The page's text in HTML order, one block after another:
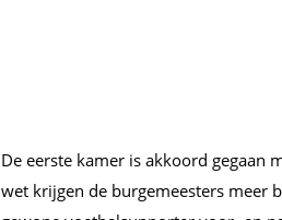
De eerste kamer is akkoord gegaan
wet krijgen de burgemeesters meer